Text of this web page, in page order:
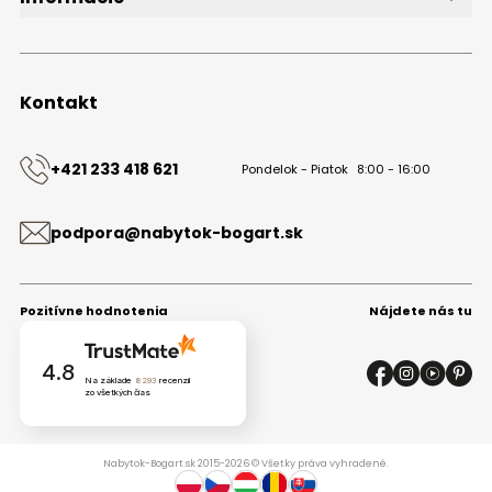
Obchodné podmienky
Kontakt
Kontakt
+421 233 418 621 Pondelok - Piatok 8:00 - 16:00
podpora@nabytok-bogart.sk
Pozitívne hodnotenia
4.8 Na základe 8293 recenzií
zo všetkých čias
Nájdete nás tu
Nabytok-Bogart.sk 2015-2026 © Všetky práva vyhradené.